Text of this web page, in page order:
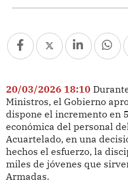
20/03/2026 18:10
Ministros, el Gobierno
dispone el incremento en
económica del personal
Acuartelado, en una
hechos el esfuerzo, la
miles de jóvenes que
Armadas.